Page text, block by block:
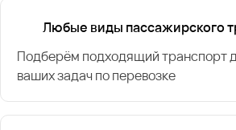
Любые виды пассажирского
Подберём подходящий транспорт
ваших задач по перевозке